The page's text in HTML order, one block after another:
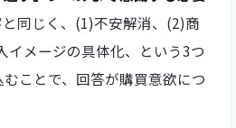
同じく、(1)不安解消、(2)商
イメージの具体化、という3つ
ことで、回答が購買意欲につ